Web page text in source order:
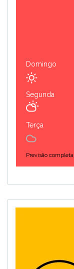
Domingo
Segunda
Terça
Previsão completa